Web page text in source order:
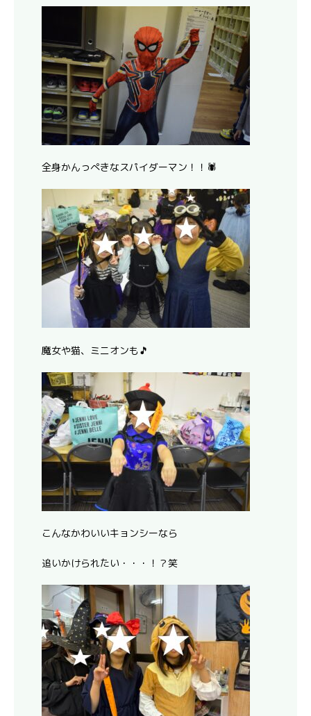
全身かんっぺきなスパイダーマン！！🕷
魔女や猫、ミニオンも🎵
こんなかわいいキョンシーなら
追いかけられたい・・・！？笑